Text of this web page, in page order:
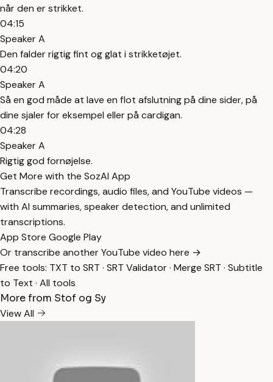
når den er strikket.
04:15
Speaker A
Den falder rigtig fint og glat i strikketøjet.
04:20
Speaker A
Så en god måde at lave en flot afslutning på dine sider, på
dine sjaler for eksempel eller på cardigan.
04:28
Speaker A
Rigtig god fornøjelse.
Get More with the SozAI App
Transcribe recordings, audio files, and YouTube videos —
with AI summaries, speaker detection, and unlimited
transcriptions.
App Store Google Play
Or transcribe another YouTube video here →
Free tools: TXT to SRT · SRT Validator· Merge SRT · Subtitle
to Text · All tools
More from Stof og Sy
View All